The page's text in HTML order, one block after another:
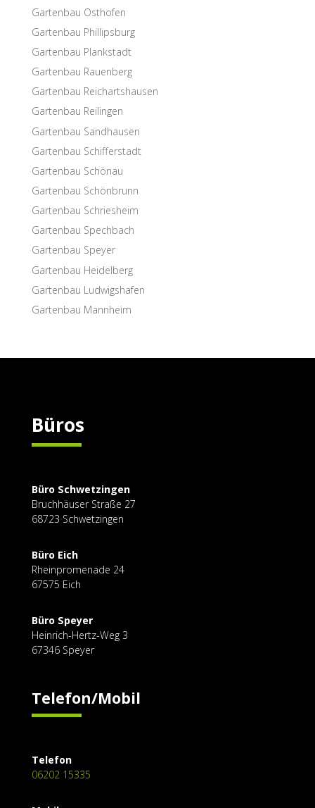
Garten­bau Osthofen
Garten­bau Phillipsburg
Garten­bau Plankstadt
Garten­bau Rauenberg
Garten­bau Reichartshausen
Garten­bau Reilingen
Garten­bau Sandhausen
Garten­bau Schifferstadt
Garten­bau Schönau
Garten­bau Schönbrunn
Garten­bau Schriesheim
Garten­bau Spechbach
Garten­bau Speyer
Garten­bau Heidelberg
Garten­bau Ludwigshafen
Garten­bau Mannheim
Büros
Büro Schwetzingen
Bruchhäuser Straße 27
68723 Schwetzingen
Büro Eich
Rheinpromenade 24
67575 Eich
Büro Speyer
Heinrich-Hertz-Weg 3
67346 Speyer
Telefon/Mobil
Telefon
06202 15335